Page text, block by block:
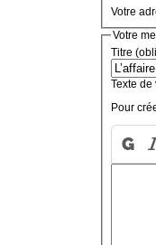
Votre
Votre
Titre
Texte
Pour